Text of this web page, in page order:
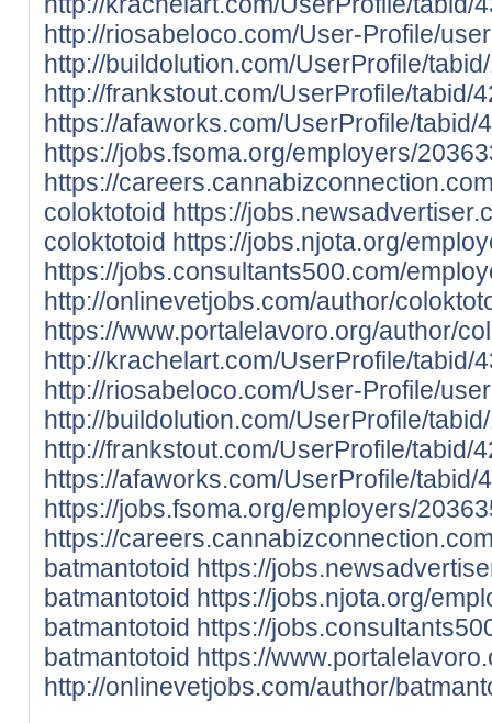
http://riosabeloco.com/User-Profile/
http://buildolution.com/UserProfile/
http://frankstout.com/UserProfile/tabid/
https://afaworks.com/UserProfile/
https://jobs.fsoma.org/employers/
https://
coloktotoid https://
coloktotoid https://jobs.njota.org/
https://jobs.consultants500.com/
http://onlinevetjobs.com/author/
https://www.portalelavoro.org/author/
http://krachelart.com/UserProfile/tabid/
http://riosabeloco.com/User-Profile/
http://buildolution.com/UserProfile/
http://frankstout.com/UserProfile/tabid/
https://afaworks.com/UserProfile/
https://jobs.fsoma.org/employers/
https://
batmantotoid https://
batmantotoid https://jobs.njota.org/
batmantotoid https://
batmantotoid https://
http://onlinevetjobs.com/author/